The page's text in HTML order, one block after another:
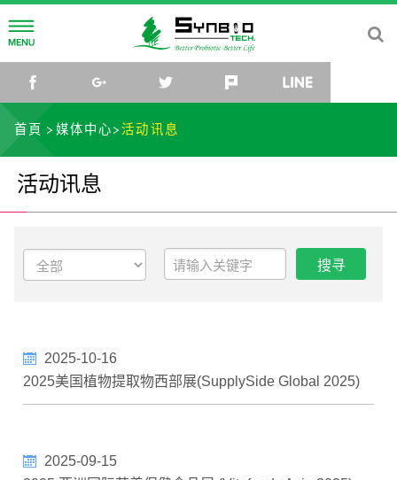
公司简介
公司理念
公司组织
研发中心
研究团队
菌种库
最新消息
活动讯息
社会关怀
联络我们
facebook google+ twitter
首頁 媒体中心 活动讯息
活动讯息
2025美国植物提取物西部展(SupplySide Global 2025)
2025-10-16
2025-09-15